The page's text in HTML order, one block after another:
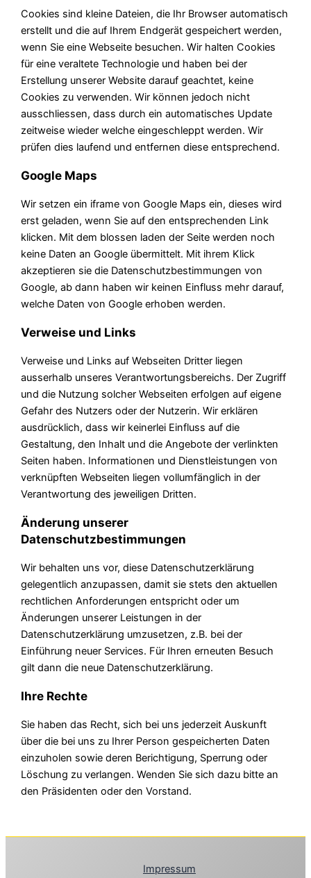
Cookies sind kleine Dateien, die Ihr Browser automatisch
erstellt und die auf Ihrem Endgerät gespeichert werden,
wenn Sie eine Webseite besuchen. Wir halten Cookies
für eine veraltete Technologie und haben bei der
Erstellung unserer Website darauf geachtet, keine
Cookies zu verwenden. Wir können jedoch nicht
ausschliessen, dass durch ein automatisches Update
zeitweise wieder welche eingeschleppt werden. Wir
prüfen dies laufend und entfernen diese entsprechend.
Google Maps
Wir setzen ein iframe von Google Maps ein, dieses wird
erst geladen, wenn Sie auf den entsprechenden Link
klicken. Mit dem blossen laden der Seite werden noch
keine Daten an Google übermittelt. Mit ihrem Klick
akzeptieren sie die Datenschutzbestimmungen von
Google, ab dann haben wir keinen Einfluss mehr darauf,
welche Daten von Google erhoben werden.
Verweise und Links
Verweise und Links auf Webseiten Dritter liegen
ausserhalb unseres Verantwortungsbereichs. Der Zugriff
und die Nutzung solcher Webseiten erfolgen auf eigene
Gefahr des Nutzers oder der Nutzerin. Wir erklären
ausdrücklich, dass wir keinerlei Einfluss auf die
Gestaltung, den Inhalt und die Angebote der verlinkten
Seiten haben. Informationen und Dienstleistungen von
verknüpften Webseiten liegen vollumfänglich in der
Verantwortung des jeweiligen Dritten.
Änderung unserer
Datenschutzbestimmungen
Wir behalten uns vor, diese Datenschutzerklärung
gelegentlich anzupassen, damit sie stets den aktuellen
rechtlichen Anforderungen entspricht oder um
Änderungen unserer Leistungen in der
Datenschutzerklärung umzusetzen, z.B. bei der
Einführung neuer Services. Für Ihren erneuten Besuch
gilt dann die neue Datenschutzerklärung.
Ihre Rechte
Sie haben das Recht, sich bei uns jederzeit Auskunft
über die bei uns zu Ihrer Person gespeicherten Daten
einzuholen sowie deren Berichtigung, Sperrung oder
Löschung zu verlangen. Wenden Sie sich dazu bitte an
den Präsidenten oder den Vorstand.
Impressum